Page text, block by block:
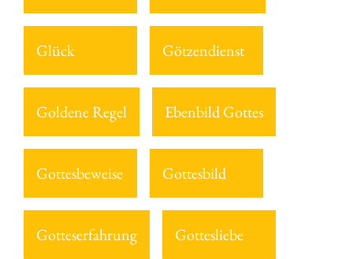
Glück Götzendienst
Goldene Regel Ebenbild Gottes
Gottesbeweise Gottesbild
Gotteserfahrung Gottesliebe